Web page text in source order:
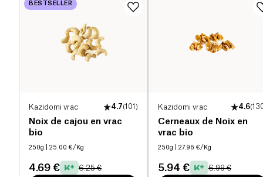
BESTSELLER
Kazidomi vrac 4.7(101 )
Noix de cajou en vrac
bio
250g | 25.00 €/Kg
4.69 € 6.25 €
Kazidomi vrac 4.6(
Cerneaux de Noix en
vrac bio
250g | 27.96 €/Kg
5.94 € 6.99 €